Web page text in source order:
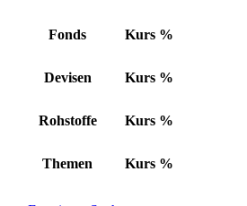
Fonds Kurs %
Devisen Kurs %
Rohstoffe Kurs %
Themen Kurs %